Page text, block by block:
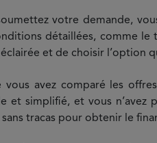
votre demande,
détaillées, comme
et de choisir l’option
vous avez comparé les
simplifié, et vous n’avez
tracas pour obtenir le